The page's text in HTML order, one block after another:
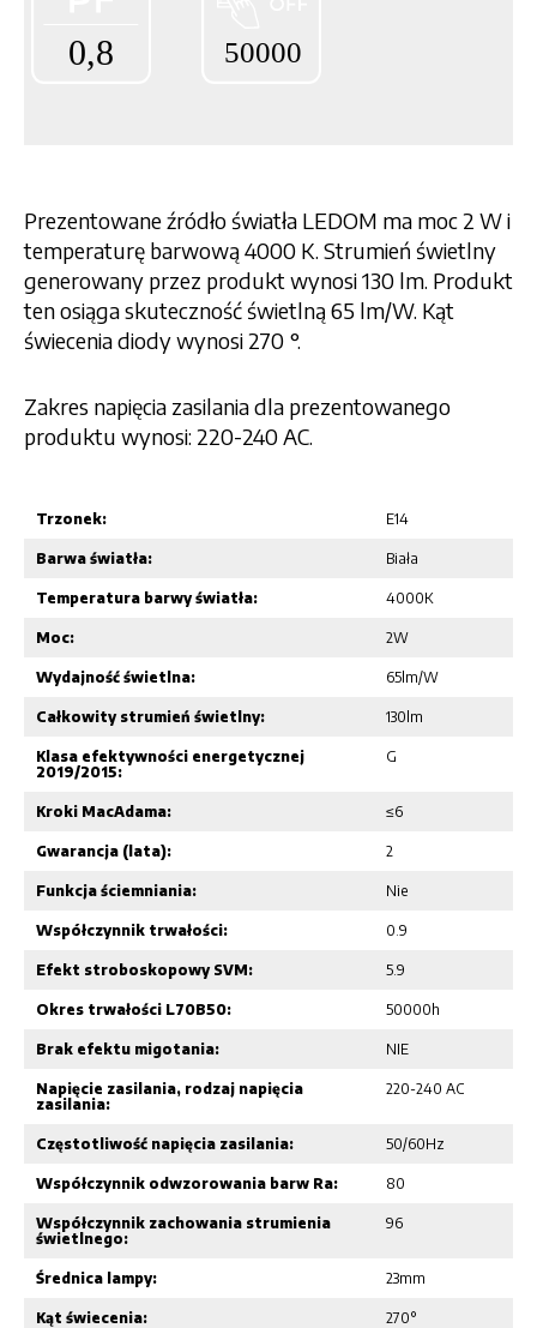
Prezentowane źródło światła LEDOM ma moc 2 W i
temperaturę barwową 4000 K. Strumień świetlny
generowany przez produkt wynosi 130 lm. Produkt
ten osiąga skuteczność świetlną 65 lm/W. Kąt
świecenia diody wynosi 270 °.
Zakres napięcia zasilania dla prezentowanego
produktu wynosi: 220-240 AC.
Trzonek: E14
Barwa światła: Biała
Temperatura barwy światła: 4000K
Moc: 2W
Wydajność świetlna: 65lm/W
Całkowity strumień świetlny: 130lm
Klasa efektywności energetycznej
2019/2015:
G
Kroki MacAdama: ≤6
Gwarancja (lata): 2
Funkcja ściemniania: Nie
Współczynnik trwałości: 0.9
Efekt stroboskopowy SVM: 5.9
Okres trwałości L70B50: 50000h
Brak efektu migotania: NIE
Napięcie zasilania, rodzaj napięcia
zasilania:
220-240 AC
Częstotliwość napięcia zasilania: 50/60Hz
Współczynnik odwzorowania barw Ra: 80
Współczynnik zachowania strumienia
świetlnego:
96
Średnica lampy: 23mm
Kąt świecenia: 270°